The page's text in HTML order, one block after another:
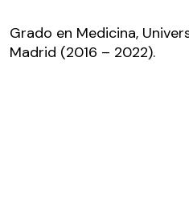
Grado en Medicina,
Madrid (2016 – 2022).